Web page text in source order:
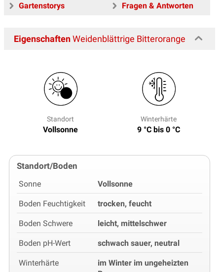
Gartenstorys
Fragen & Antworten
EigenschaftenWeidenblättrige Bitterorange
Standort
Vollsonne
Winterhärte
9 °C bis 0 °C
Standort/Boden
Sonne Vollsonne
Boden Feuchtigkeit trocken, feucht
Boden Schwere leicht, mittelschwer
Boden pH-Wert schwach sauer, neutral
Winterhärte
im Winter im ungeheizten